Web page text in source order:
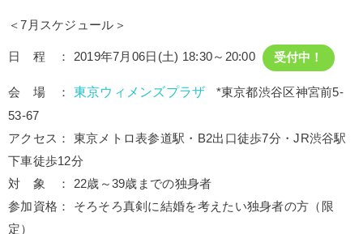
＜7月スケジュール＞
日 程 ： 2019年7月06日(土) 18:30～20:00 受付中！
会 場 ： 東京ウィメンズプラザ *東京都渋谷区神宮前5-
53-67
アクセス： 東京メトロ表参道駅・B2出口徒歩7分・JR渋谷駅
下車徒歩12分
対 象 ： 22歳～39歳までの独身者
参加資格： そろそろ真剣に結婚を考えたい独身者の方（限
定）